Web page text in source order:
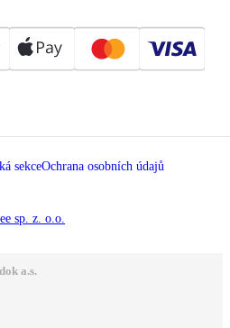
sekceOchrana osobních údajů
sp. z. o.o.
a.s.